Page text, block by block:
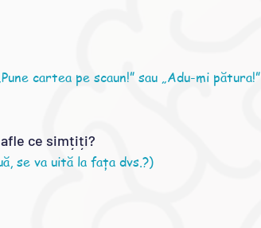
cartea pe scaun!” sau „Adu-mi pătura!”
afle ce simțiți?
se va uită la fața dvs.?)